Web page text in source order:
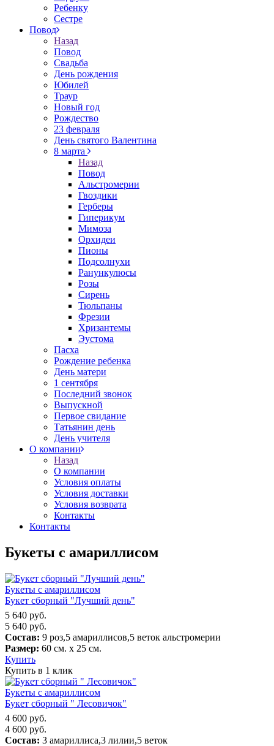
Ребенку
Сестре
Повод
Назад
Повод
Свадьба
День рождения
Юбилей
Траур
Новый год
Рождество
23 февраля
День святого Валентина
8 марта
Назад
Повод
Альстромерии
Гвоздики
Герберы
Гиперикум
Мимоза
Орхидеи
Пионы
Подсолнухи
Ранункулюсы
Розы
Сирень
Тюльпаны
Фрезии
Хризантемы
Эустома
Пасха
Рождение ребенка
День матери
1 сентября
Последний звонок
Выпускной
Первое свидание
Татьянин день
День учителя
О компании
Назад
О компании
Условия оплаты
Условия доставки
Условия возврата
Контакты
Контакты
Букеты с амариллисом
Букеты с амариллисом
Букет сборный "Лучший день"
5 640 руб.
5 640 руб.
Состав: 9 роз,5 амариллисов,5 веток альстромерии
Размер: 60 см. х 25 см.
Купить
Купить в 1 клик
Букеты с амариллисом
Букет сборный " Лесовичок"
4 600 руб.
4 600 руб.
Состав: 3 амариллиса,3 лилии,5 веток